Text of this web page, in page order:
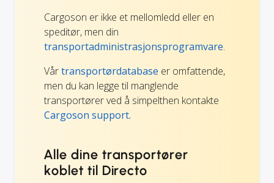
Cargoson er ikke et mellomledd eller en
speditør, men din
transportadministrasjonsprogramvare.
Vårtransportørdatabase er omfattende,
men du kan legge til manglende
transportører ved å simpelthen kontakte
Cargoson support.
Alle dine transportører
koblet til Directo